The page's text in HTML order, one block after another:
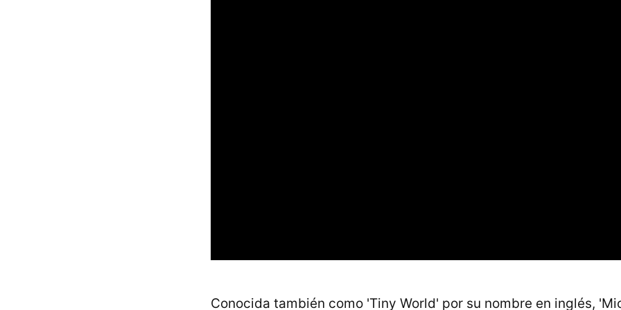
Conocida también como 'Tiny World' por su nombre en inglés,